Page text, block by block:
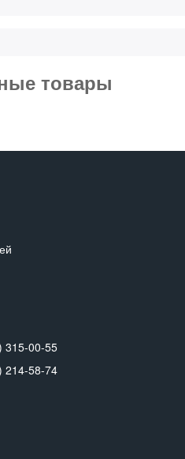
товары
315-00-55
214-58-74